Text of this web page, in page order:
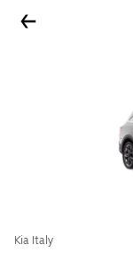
Kia Italy